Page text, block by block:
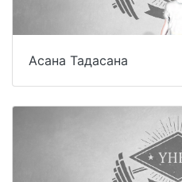
Асана Тадасана